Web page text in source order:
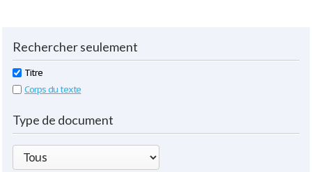
Rechercher seulement
Titre
Corps du texte
Type de document